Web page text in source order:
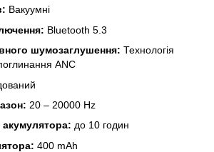
Вакуумні
Bluetooth 5.3
шумозаглушення: Технологія
ANC
20 – 20000 Hz
до 10 годин
400 mAh